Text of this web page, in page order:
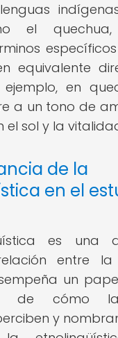
el
equivalente
ejemplo, en
a un tono de
el sol y la
de la
en el
es una
entre
un
de cómo
y